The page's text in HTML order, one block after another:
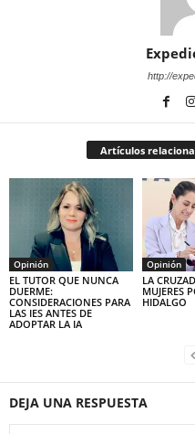
http://
Artículos
Opinión
EL TUTOR QUE NUNCA
DUERME:
CONSIDERACIONES PARA
LAS IES ANTES DE
ADOPTAR LA IA
Opinión
LA
MUJERES
HIDALGO
DEJA UNA RESPUESTA